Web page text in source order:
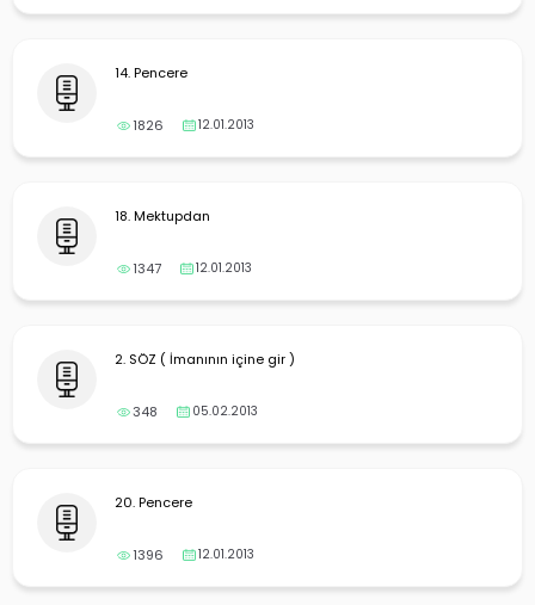
Dersler
14. Pencere
1826 12.01.2013
18. Mektupdan
1347 12.01.2013
2. SÖZ ( İmanının içine gir )
348 05.02.2013
20. Pencere
1396 12.01.2013